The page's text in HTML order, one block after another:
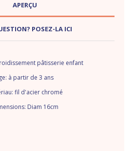
APERÇU
POSEZ-LA ICI
pâtisserie enfant
à partir de 3 ans
fil d'acier chromé
Diam 16cm